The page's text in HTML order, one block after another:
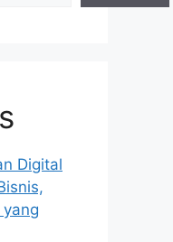
Digital